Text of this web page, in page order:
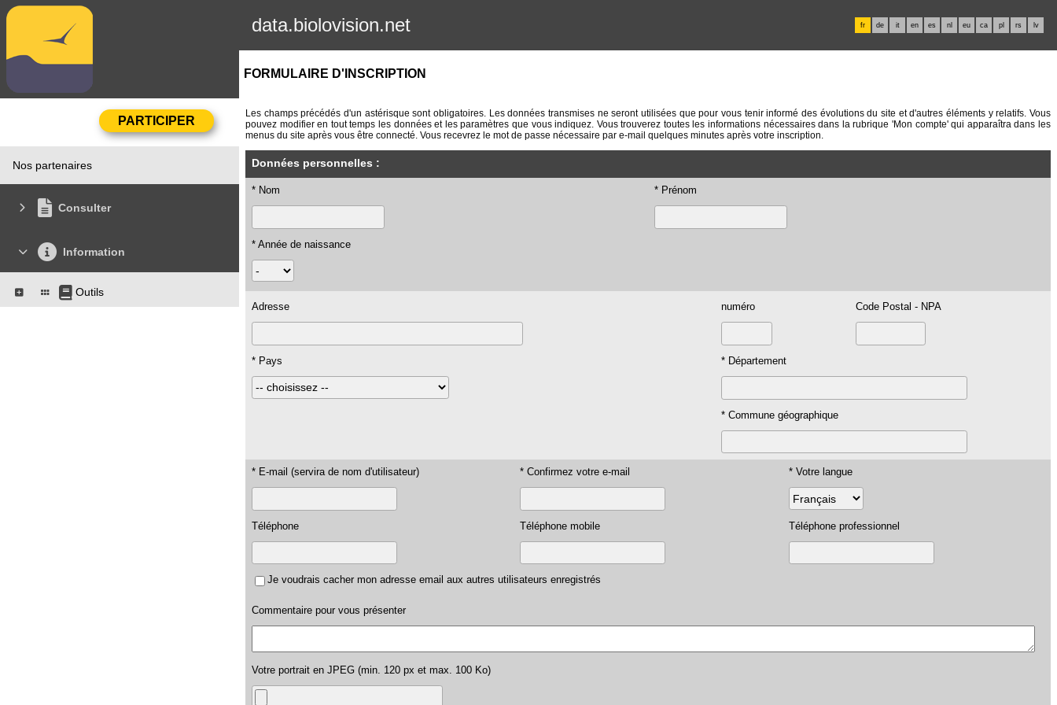
data.biolovision.net fr de it en es nl eu ca pl rs lv
Nos partenaires
Consulter
Information
Outils
FORMULAIRE D'INSCRIPTION
Les champs précédés d'un astérisque sont obligatoires. Les données transmises ne seront utilisées que pour vous tenir informé des évolutions du site et d'autres éléments y relatifs. Vous
pouvez modifier en tout temps les données et les paramètres que vous indiquez. Vous trouverez toutes les informations nécessaires dans la rubrique 'Mon compte' qui apparaîtra dans les
menus du site après vous être connecté. Vous recevrez le mot de passe nécessaire par e-mail quelques minutes après votre inscription.
Données personnelles :
* Nom * Prénom
* Année de naissance
Adresse numéro Code Postal - NPA
* Pays * Département
* Commune géographique
* E-mail (servira de nom d'utilisateur) * Confirmez votre e-mail * Votre langue
Téléphone Téléphone mobile Téléphone professionnel
Je voudrais cacher mon adresse email aux autres utilisateurs enregistrés
Commentaire pour vous présenter
Votre portrait en JPEG (min. 120 px et max. 100 Ko)